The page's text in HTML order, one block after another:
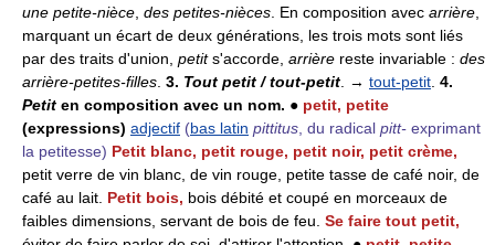
une petite-nièce, des petites-nièces. En composition avec arrière,
marquant un écart de deux générations, les trois mots sont liés
par des traits d'union, petits'accorde, arrière reste invariable : des
arrière-petites-filles. 3. Tout petit / tout-petit. → tout-petit. 4.
Petit en composition avec un nom. ● petit, petite
(expressions) adjectif (bas latin pittitus, du radical pitt- exprimant
la petitesse) Petit blanc, petit rouge, petit noir, petit crème,
petit verre de vin blanc, de vin rouge, petite tasse de café noir, de
café au lait. Petit bois, bois débité et coupé en morceaux de
faibles dimensions, servant de bois de feu. Se faire tout petit,